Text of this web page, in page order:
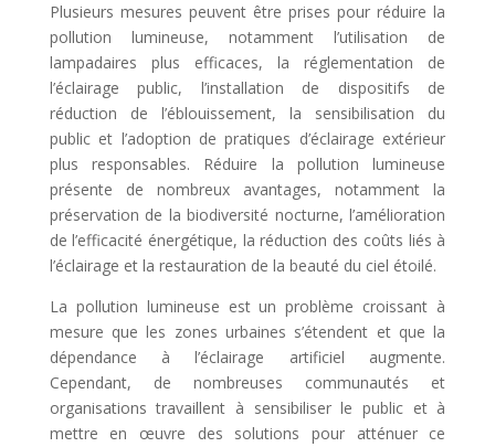
Plusieurs mesures peuvent être prises pour réduire la
pollution lumineuse, notamment l’utilisation de
lampadaires plus efficaces, la réglementation de
l’éclairage public, l’installation de dispositifs de
réduction de l’éblouissement, la sensibilisation du
public et l’adoption de pratiques d’éclairage extérieur
plus responsables. Réduire la pollution lumineuse
présente de nombreux avantages, notamment la
préservation de la biodiversité nocturne, l’amélioration
de l’efficacité énergétique, la réduction des coûts liés à
l’éclairage et la restauration de la beauté du ciel étoilé.
La pollution lumineuse est un problème croissant à
mesure que les zones urbaines s’étendent et que la
dépendance à l’éclairage artificiel augmente.
Cependant, de nombreuses communautés et
organisations travaillent à sensibiliser le public et à
mettre en œuvre des solutions pour atténuer ce